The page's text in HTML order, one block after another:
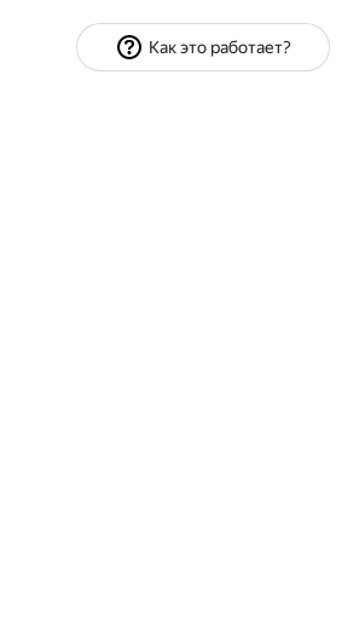
и финансы
Как это работает?